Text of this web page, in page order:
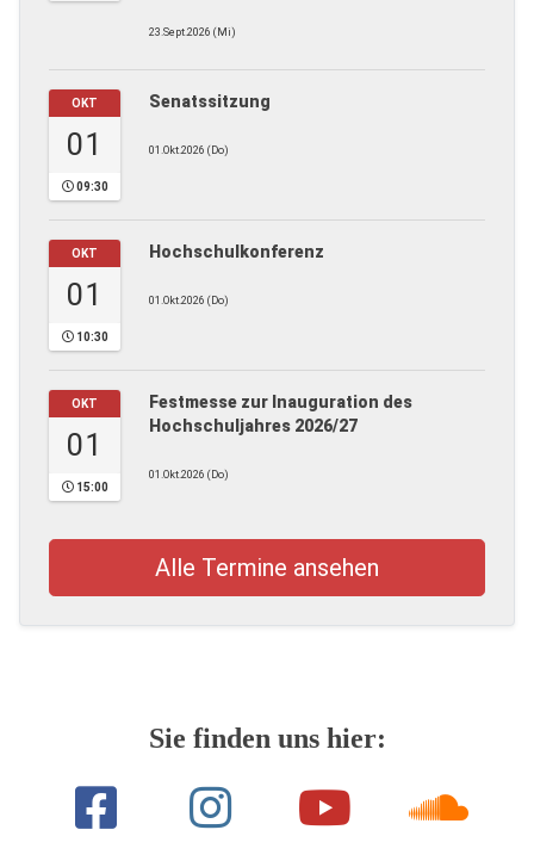
23.Sept.2026 (Mi)
OKT
01
09:30
Senatssitzung
01.Okt.2026 (Do)
OKT
01
10:30
Hochschulkonferenz
01.Okt.2026 (Do)
OKT
01
15:00
Festmesse zur Inauguration des
Hochschuljahres 2026/27
01.Okt.2026 (Do)
Alle Termine ansehen
Sie finden uns hier: